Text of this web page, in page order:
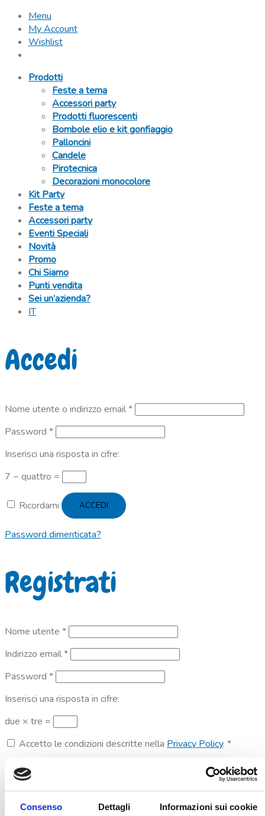
Consenso Dettagli Informazioni sui cookie
Menu
My Account
Wishlist
Prodotti
Feste a tema
Accessori party
Prodotti fluorescenti
Bombole elio e kit gonfiaggio
Palloncini
Candele
Pirotecnica
Decorazioni monocolore
Kit Party
Feste a tema
Accessori party
Eventi Speciali
Novità
Promo
Chi Siamo
Punti vendita
Sei un’azienda?
IT
Accedi
Nome utente o indirizzo email*Richiesto
Password *Richiesto
Inserisci una risposta in cifre:
7 − quattro =
Ricordami ACCEDI
Password dimenticata?
Registrati
Nome utente *Richiesto
Indirizzo email*Richiesto
Password *Richiesto
Inserisci una risposta in cifre:
due × tre =
Accetto le condizioni descritte nella Privacy Policy. *
REGISTRATI
Inserisci i termini